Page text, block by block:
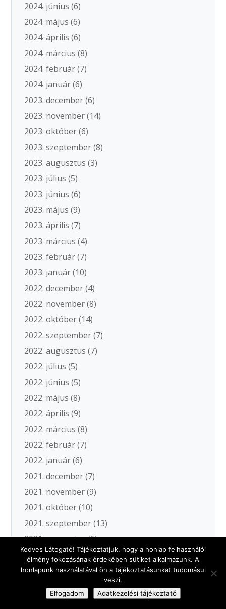
2024. június (6)
2024. május (6)
2024. április (6)
2024. március (8)
2024. február(7)
2024. január(6)
2023. december(6)
2023. november(14)
2023. október(6)
2023. szeptember(8)
2023. augusztus (3)
2023. július (5)
2023. június (6)
2023. május (9)
2023. április (7)
2023. március (4)
2023. február(7)
2023. január(10)
2022. december(4)
2022. november(8)
2022. október(14)
2022. szeptember(7)
2022. augusztus (7)
2022. július (5)
2022. június (5)
2022. május (8)
2022. április (9)
2022. március (8)
2022. február(7)
2022. január(6)
2021. december(7)
2021. november(9)
2021. október(10)
2021. szeptember(13)
2021. augusztus(6)
2021. július(10)
2021. június(7)
2021. május(11)
2021. április(12)
Kedves Látogató! Tájékoztatjuk, hogy a honlap felhasználói
élmény fokozásának érdekében sütiket alkalmazunk. A
honlapunk használatával ön a tájékoztatásunkat tudomásul
veszi.
Elfogadom
Adatkezelési tájékoztató